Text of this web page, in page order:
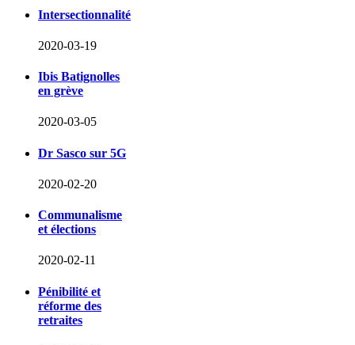
Intersectionnalité
2020-03-19
Ibis Batignolles
en grève
2020-03-05
Dr Sasco sur 5G
2020-02-20
Communalisme
et élections
2020-02-11
Pénibilité et
réforme des
retraites